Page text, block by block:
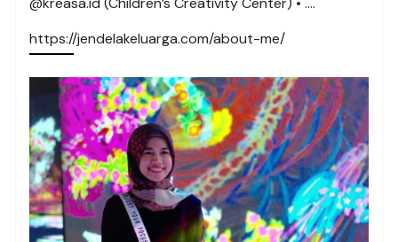
https://jendelakeluarga.com/about-me/